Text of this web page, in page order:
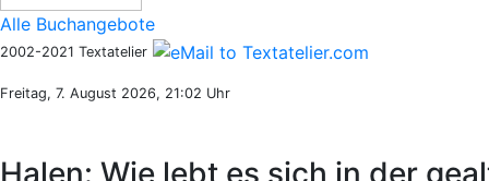
Alle Buchangebote
2002-2021 Textatelier
Freitag, 7. August 2026, 21:02 Uhr
Halen: Wie lebt es sich in der